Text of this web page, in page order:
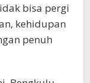
bisa pergi
kehidupan
penuh